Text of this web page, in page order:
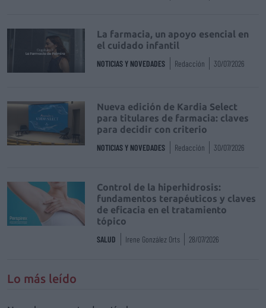
La farmacia, un apoyo esencial en
el cuidado infantil
NOTICIAS Y NOVEDADES Redacción 30/07/2026
Nueva edición de Kardia Select
para titulares de farmacia: claves
para decidir con criterio
NOTICIAS Y NOVEDADES Redacción 30/07/2026
Control de la hiperhidrosis:
fundamentos terapéuticos y claves
de eficacia en el tratamiento
tópico
SALUD Irene González Orts 28/07/2026
Lo más leído